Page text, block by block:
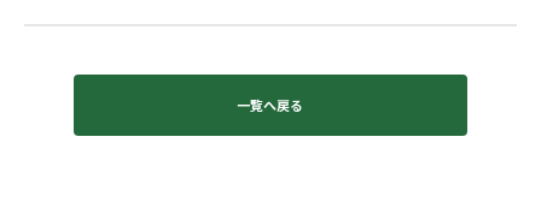
一覧へ戻る